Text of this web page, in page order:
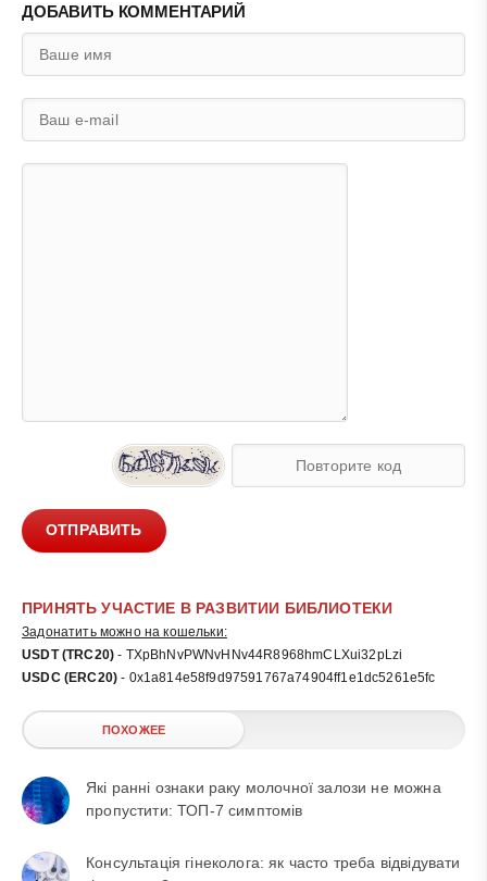
ДОБАВИТЬ КОММЕНТАРИЙ
ОТПРАВИТЬ
ПРИНЯТЬ УЧАСТИЕ В РАЗВИТИИ БИБЛИОТЕКИ
Задонатить можно на кошельки:
USDT (TRC20) - TXpBhNvPWNvHNv44R8968hmCLXui32pLzi
USDC (ERC20) - 0x1a814e58f9d97591767a74904ff1e1dc5261e5fc
ПОХОЖЕЕ
Які ранні ознаки раку молочної залози не можна
пропустити: ТОП-7 симптомів
Консультація гінеколога: як часто треба відвідувати